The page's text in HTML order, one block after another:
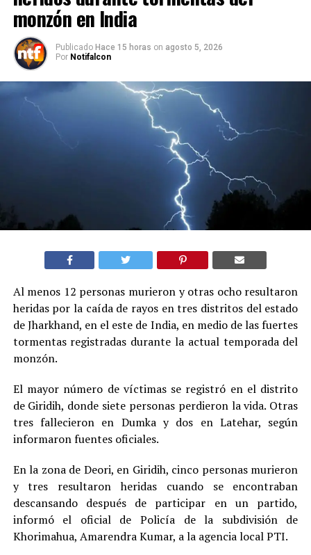
monzón en India
Publicado Hace 15 horas on agosto 5, 2026
Por Notifalcon
Al menos 12 personas murieron y otras ocho resultaron
heridas por la caída de rayos en tres distritos del estado
de Jharkhand, en el este de India, en medio de las fuertes
tormentas registradas durante la actual temporada del
monzón.
El mayor número de víctimas se registró en el distrito
de Giridih, donde siete personas perdieron la vida. Otras
tres fallecieron en Dumka y dos en Latehar, según
informaron fuentes oficiales.
En la zona de Deori, en Giridih, cinco personas murieron
y tres resultaron heridas cuando se encontraban
descansando después de participar en un partido,
informó el oficial de Policía de la subdivisión de
Khorimahua, Amarendra Kumar, a la agencia local PTI.